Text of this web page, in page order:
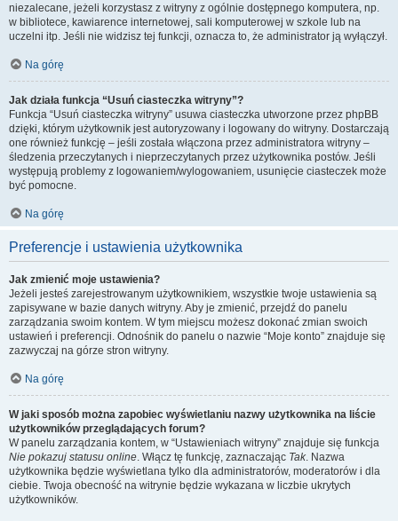
niezalecane, jeżeli korzystasz z witryny z ogólnie dostępnego komputera, np.
w bibliotece, kawiarence internetowej, sali komputerowej w szkole lub na
uczelni itp. Jeśli nie widzisz tej funkcji, oznacza to, że administrator ją wyłączył.
Na górę
Jak działa funkcja “Usuń ciasteczka witryny”?
Funkcja “Usuń ciasteczka witryny” usuwa ciasteczka utworzone przez phpBB
dzięki, którym użytkownik jest autoryzowany i logowany do witryny. Dostarczają
one również funkcję – jeśli została włączona przez administratora witryny –
śledzenia przeczytanych i nieprzeczytanych przez użytkownika postów. Jeśli
występują problemy z logowaniem/wylogowaniem, usunięcie ciasteczek może
być pomocne.
Na górę
Preferencje i ustawienia użytkownika
Jak zmienić moje ustawienia?
Jeżeli jesteś zarejestrowanym użytkownikiem, wszystkie twoje ustawienia są
zapisywane w bazie danych witryny. Aby je zmienić, przejdź do panelu
zarządzania swoim kontem. W tym miejscu możesz dokonać zmian swoich
ustawień i preferencji. Odnośnik do panelu o nazwie “Moje konto” znajduje się
zazwyczaj na górze stron witryny.
Na górę
W jaki sposób można zapobiec wyświetlaniu nazwy użytkownika na liście
użytkowników przeglądających forum?
W panelu zarządzania kontem, w “Ustawieniach witryny” znajduje się funkcja
Nie pokazuj statusu online. Włącz tę funkcję, zaznaczając Tak. Nazwa
użytkownika będzie wyświetlana tylko dla administratorów, moderatorów i dla
ciebie. Twoja obecność na witrynie będzie wykazana w liczbie ukrytych
użytkowników.